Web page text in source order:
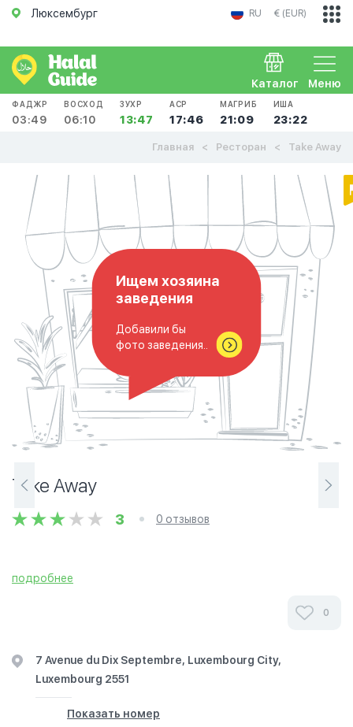
Люксембург RU € (EUR)
Меню
Каталог
ФАДЖР
03:49
ВОСХОД
06:10
ЗУХР
13:47
АСР
17:46
МАГРИБ
21:09
ИША
23:22
Главная Ресторан Take Away
Ищем хозяина
заведения
Добавили бы
фото заведения..
Take Away
3 0 отзывов
подробнее
0
7 Avenue du Dix Septembre, Luxembourg City,
Luxembourg 2551
Показать номер